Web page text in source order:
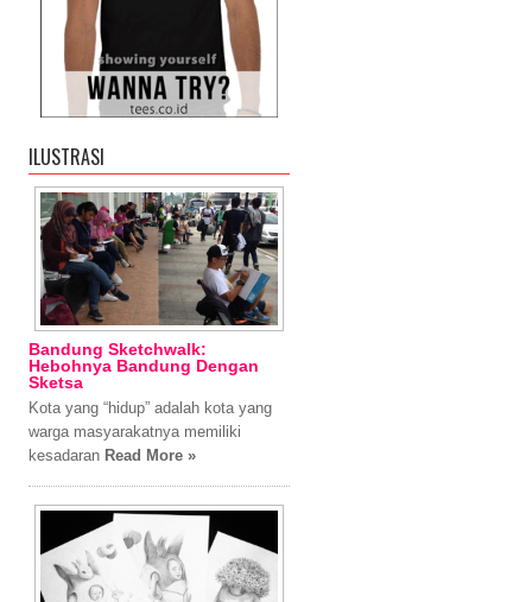
ILUSTRASI
Bandung Sketchwalk:
Hebohnya Bandung Dengan
Sketsa
Kota yang “hidup” adalah kota yang
warga masyarakatnya memiliki
kesadaran Read More »